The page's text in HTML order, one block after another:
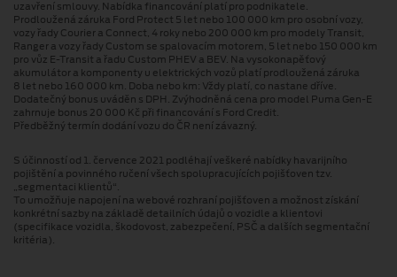
uzavření smlouvy. Nabídka financování platí pro podnikatele.
Prodloužená záruka Ford Protect 5 let nebo 100 000 km pro osobní vozy,
vozy řady Courier a Connect, 4 roky nebo 200 000 km pro modely Transit,
Ranger a vozy řady Custom se spalovacím motorem, 5 let nebo 150 000 km
pro vůz E-Transit a řadu Custom PHEV a BEV. Na vysokonapěťový
akumulátor a komponenty u elektrických vozů platí prodloužená záruka
8 let nebo 160 000 km. Doba nebo km: Vždy platí, co nastane dříve.
Dodatečný bonus uváděn s DPH. Zvýhodněná cena pro model Puma Gen⁠-⁠E
zahrnuje bonus 20 000 Kč při financování s Ford Credit.
Předběžný termín dodání vozu do ČR není závazný.
S účinností od 1. července 2021 podléhají veškeré nabídky havarijního
pojištění a povinného ručení všech spolupracujících pojišťoven tzv.
„segmentaci klientů“.
To umožňuje napojení na webové rozhraní pojišťoven a možnost získání
konkrétní sazby na základě detailních údajů o vozidle a klientovi
(specifikace vozidla, škodovost, zabezpečení, PSČ a dalších segmentační
kritéria).